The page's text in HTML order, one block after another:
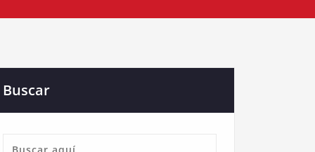
Buscar